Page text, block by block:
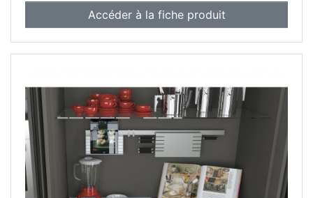
Accéder à la fiche produit